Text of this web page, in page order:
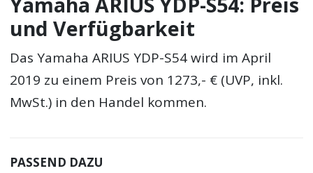
und Verfügbarkeit
Das Yamaha ARIUS YDP-S54 wird im April
2019 zu einem Preis von 1273,- € (UVP, inkl.
MwSt.) in den Handel kommen.
PASSEND DAZU